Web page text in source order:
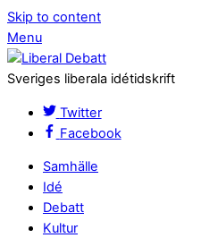
Skip to content
Menu
Sveriges liberala idétidskrift
Twitter
Facebook
Samhälle
Idé
Debatt
Kultur